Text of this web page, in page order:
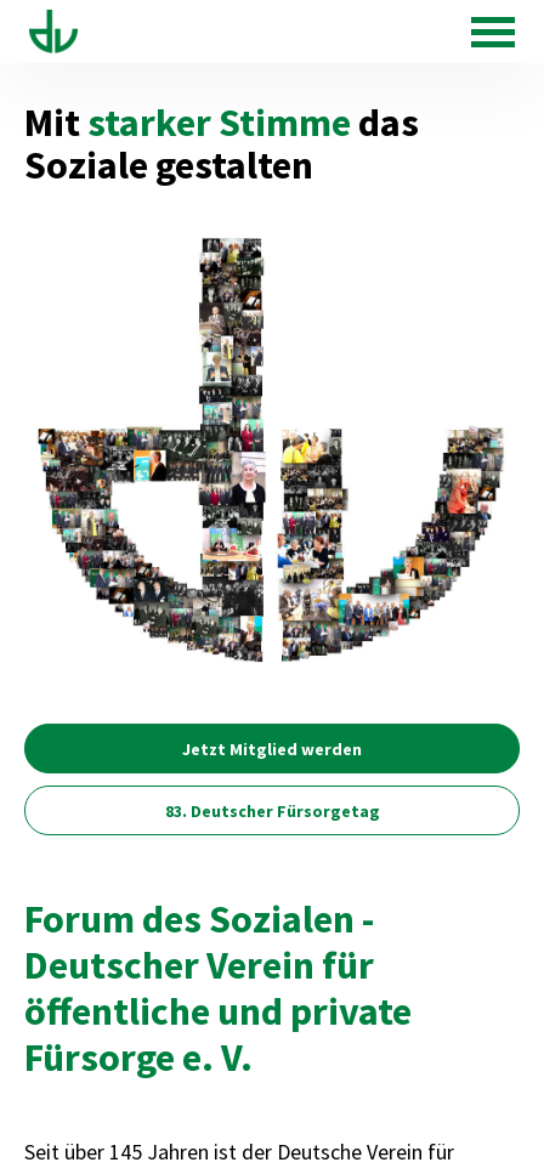
Mitstarker Stimme das
Soziale gestalten
Jetzt Mitglied werden
83. Deutscher Fürsorgetag
Forum des Sozialen -
Deutscher Verein für
öffentliche und private
Fürsorge e. V.
Seit über 145 Jahren ist der Deutsche Verein für